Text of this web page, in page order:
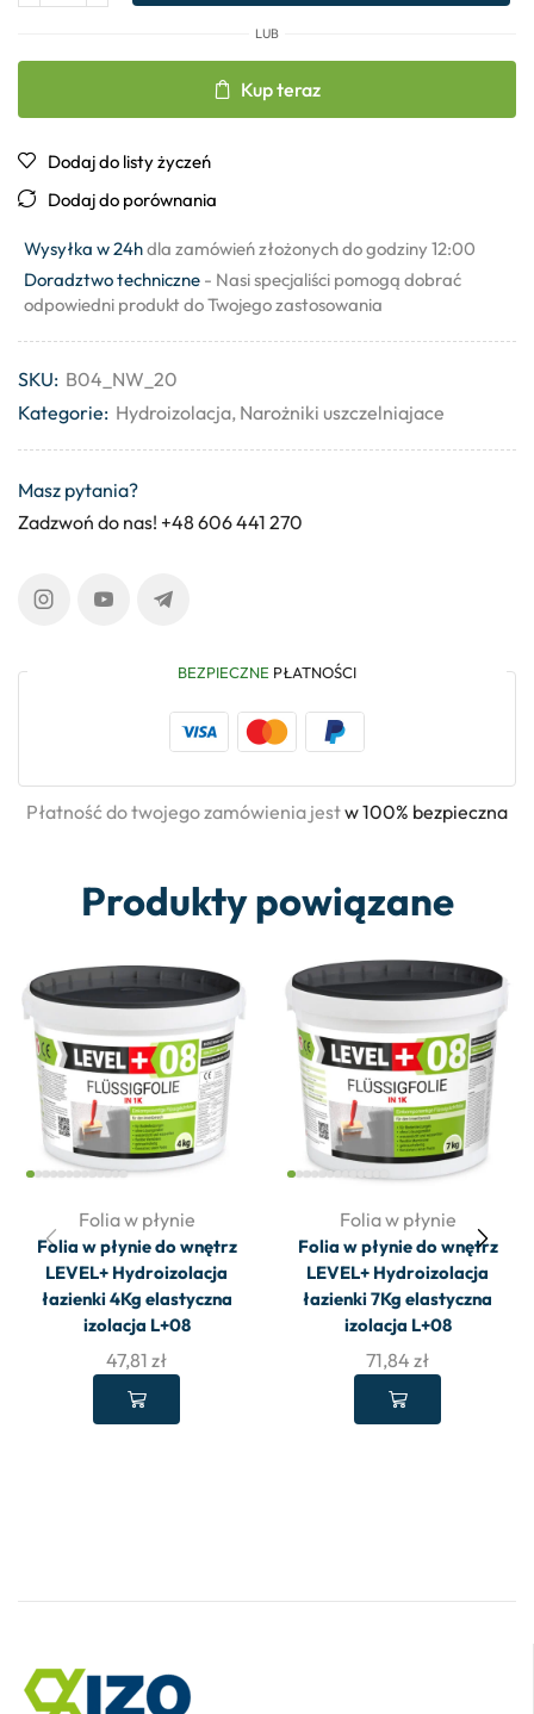
LUB
Kup teraz
Dodaj do listy życzeń
Dodaj do porównania
Wysyłka w 24hdla zamówień złożonych do godziny 12:00
Doradztwo techniczne - Nasi specjaliści pomogą dobrać
odpowiedni produkt do Twojego zastosowania
SKU: B04_NW_20
Kategorie: Hydroizolacja, Narożniki uszczelniajace
Masz pytania?
Zadzwoń do nas! +48 606 441 270
BEZPIECZNE PŁATNOŚCI
Płatność do twojego zamówienia jestw 100% bezpieczna
Produkty powiązane
Folia w płynie
Folia w płynie do wnętrz
LEVEL+ Hydroizolacja
łazienki 4Kg elastyczna
izolacja L+08
47,81 zł
Folia w płynie
Folia w płynie do wnętrz
LEVEL+ Hydroizolacja
łazienki 7Kg elastyczna
izolacja L+08
71,84 zł